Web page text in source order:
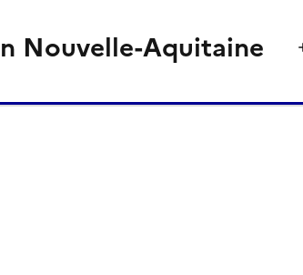
Nouvelle-Aquitaine